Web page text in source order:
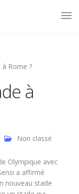
Rome ?
à
Non classé
Olympique avec
a affirmé
nouveau stade